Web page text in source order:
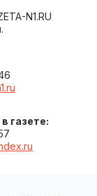
N1.RU
газете: